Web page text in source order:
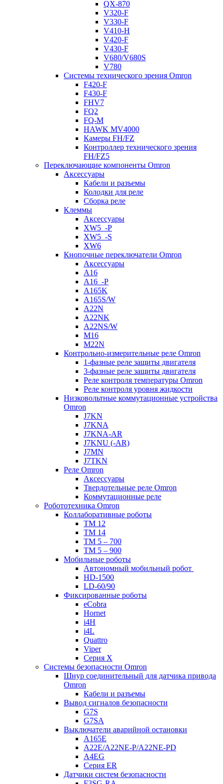
QX-870
V320-F
V330-F
V410-H
V420-F
V430-F
V680/V680S
V780
Системы технического зрения Omron
F420-F
F430-F
FHV7
FQ2
FQ-M
HAWK MV4000
Камеры FH/FZ
Контроллер технического зрения
FH/FZ5
Переключающие компоненты Omron
Аксессуары
Кабели и разъемы
Колодки для реле
Сборка реле
Клеммы
Аксессуары
XW5_-P
XW5_-S
XW6
Кнопочные переключатели Omron
Аксессуары
A16
A16_-P
A165K
A165S/W
A22N
A22NK
A22NS/W
M16
M22N
Контрольно-измерительные реле Omron
1-фазные реле защиты двигателя
3-фазные реле защиты двигателя
Реле контроля температуры Omron
Реле контроля уровня жидкости
Низковольтные коммутационные устройства
Omron
J7KN
J7KNA
J7KNA-AR
J7KNU (-AR)
J7MN
J7TKN
Реле Omron
Аксессуары
Твердотельные реле Omron
Коммутационные реле
Робототехника Omron
Коллаборативные роботы
TM 12
TM 14
TM 5 – 700
TM 5 – 900
Мобильные роботы
Автономный мобильный робот
HD-1500
LD-60/90
Фиксированные роботы
eCobra
Hornet
i4H
i4L
Quattro
Viper
Серия X
Системы безопасности Omron
Шнур соединительный для датчика привода
Omron
Кабели и разъемы
Вывод сигналов безопасности
G7S
G7SA
Выключатели аварийной остановки
A165E
A22E/A22NE-P/A22NE-PD
A4EG
Серия ER
Датчики систем безопасности